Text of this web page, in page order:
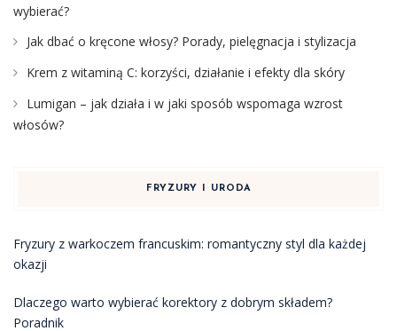
wybierać?
Jak dbać o kręcone włosy? Porady, pielęgnacja i stylizacja
Krem z witaminą C: korzyści, działanie i efekty dla skóry
Lumigan – jak działa i w jaki sposób wspomaga wzrost
włosów?
FRYZURY I URODA
Fryzury z warkoczem francuskim: romantyczny styl dla każdej
okazji
Dlaczego warto wybierać korektory z dobrym składem?
Poradnik